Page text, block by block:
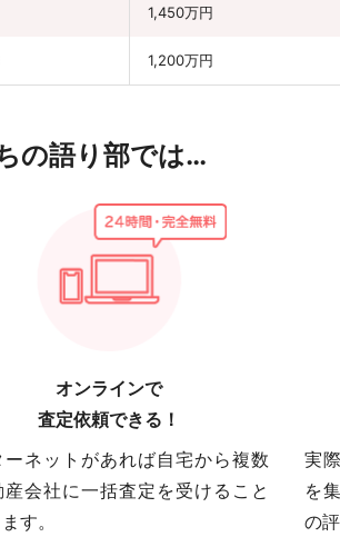
1,450万円
1,200万円
の語り部では…
オンラインで
査定依頼できる！
ーネットがあれば自宅から複数
産会社に一括査定を受けること
す。
実
を
の